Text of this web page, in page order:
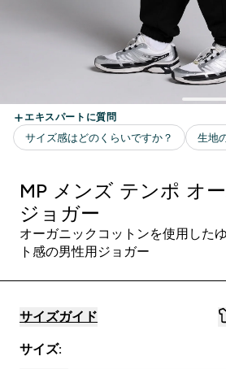
MP メンズ テンポ オ
ジョガー
オーガニックコットンを使用した
ト感の男性用ジョガー
サイズガイド
サイズ: